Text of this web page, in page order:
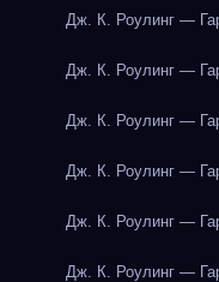
Дж. К. Роулинг —
Дж. К. Роулинг —
Дж. К. Роулинг —
Дж. К. Роулинг —
Дж. К. Роулинг —
Дж. К. Роулинг —